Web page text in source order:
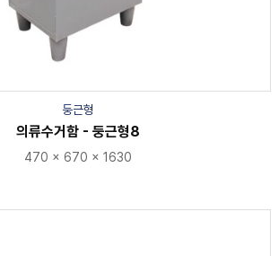
둥근형
의류수거함 - 둥근형8
470 × 670 × 1630